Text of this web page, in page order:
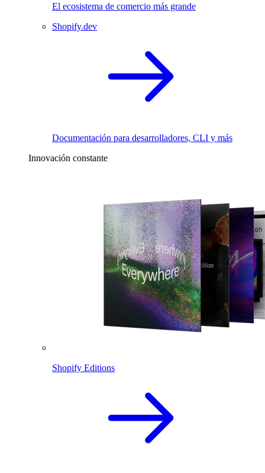
El ecosistema de comercio más grande
Shopify.dev
Documentación para desarrolladores, CLI y más
Innovación constante
Shopify Editions